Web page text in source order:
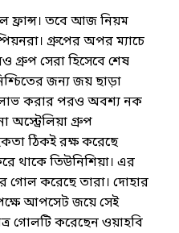
ফ্রান্স। তবে আজ নিয়ম
গ্রুপের অপর ম্যাচে
গ্রুপ সেরা হিসেবে শেষ
জন্য জয় ছাড়া
করার পরও অবশ্য নক
অস্ট্রেলিয়া গ্রুপ
ঠিকই রক্ষ করেছে
থাকে তিউনিশিয়া। এর
করেছে তারা। দোহার
আপসেট জয়ে সেই
গোলটি করেছেন ওয়াহবি